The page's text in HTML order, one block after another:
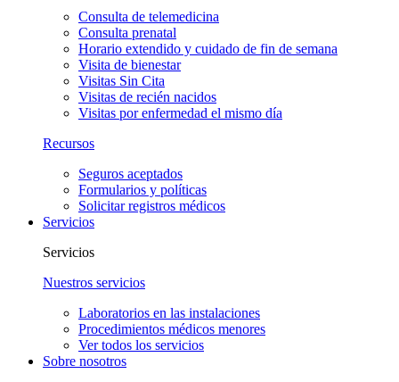
Consulta de telemedicina
Consulta prenatal
Horario extendido y cuidado de fin de semana
Visita de bienestar
Visitas Sin Cita
Visitas de recién nacidos
Visitas por enfermedad el mismo día
Recursos
Seguros aceptados
Formularios y políticas
Solicitar registros médicos
Servicios
Servicios
Nuestros servicios
Laboratorios en las instalaciones
Procedimientos médicos menores
Ver todos los servicios
Sobre nosotros